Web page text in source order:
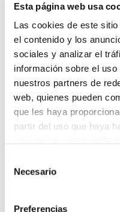
Esta página web usa
Las cookies de este
el contenido y los
sociales y analizar el
información sobre el
nuestros partners de
web, quienes pueden
que les haya
partir del uso que haya
Necesario
Preferencias
geográficas como
El sitio web no podrá
visitantes y tráfico en
la web sea
No podrá escribir en
publicar
La web tampoco
No se podrá mostrar